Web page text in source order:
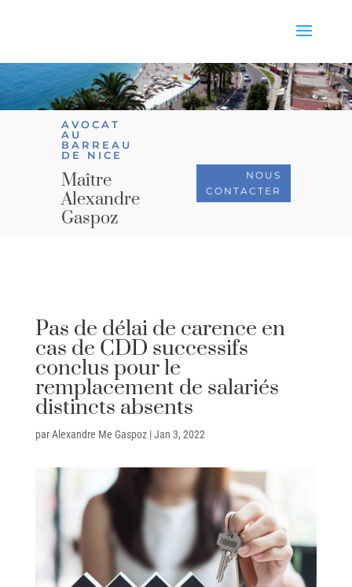
AVOCAT
AU
BARREAU
DE NICE
Maître
Alexandre
Gaspoz
NOUS
CONTACTER
Pas de délai de carence en
cas de CDD successifs
conclus pour le
remplacement de salariés
distincts absents
parAlexandre Me Gaspoz|Jan 3, 2022